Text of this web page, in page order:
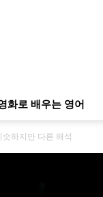
화로 배우는 영어
슷하지만 다른 해석